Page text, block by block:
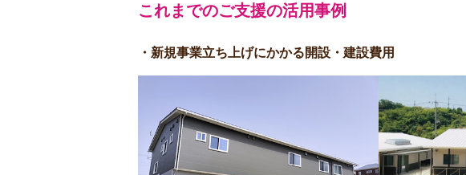
これまでのご支援の活用事例
・新規事業立ち上げにかかる開設・建設費用